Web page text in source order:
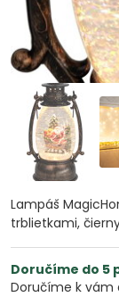
Lampáš
trblietkami,
Doručíme do 5
Doručíme k vám